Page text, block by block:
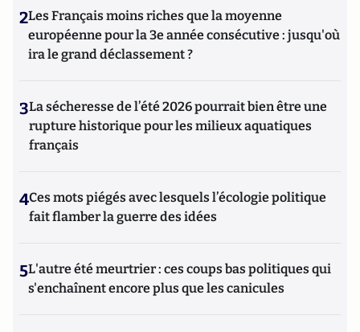
2Les Français moins riches que la moyenne
européenne pour la 3e année consécutive : jusqu'où
ira le grand déclassement ?
3La sécheresse de l’été 2026 pourrait bien être une
rupture historique pour les milieux aquatiques
français
4Ces mots piégés avec lesquels l’écologie politique
fait flamber la guerre des idées
5L'autre été meurtrier : ces coups bas politiques qui
s'enchaînent encore plus que les canicules